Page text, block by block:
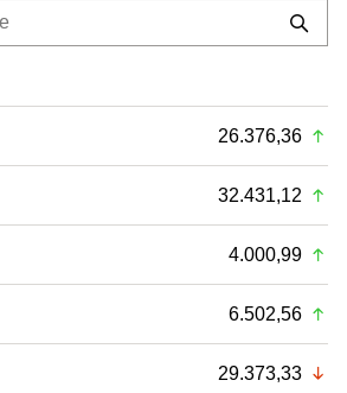
26.376,36
32.431,12
4.000,99
6.502,56
29.373,33